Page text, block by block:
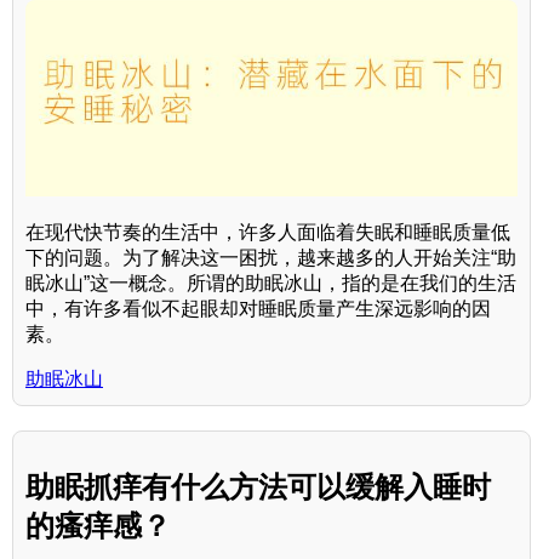
在现代快节奏的生活中，许多人面临着失眠和睡眠质量低
下的问题。为了解决这一困扰，越来越多的人开始关注“助
眠冰山”这一概念。所谓的助眠冰山，指的是在我们的生活
中，有许多看似不起眼却对睡眠质量产生深远影响的因
素。
助眠冰山
助眠抓痒有什么方法可以缓解入睡时
的瘙痒感？